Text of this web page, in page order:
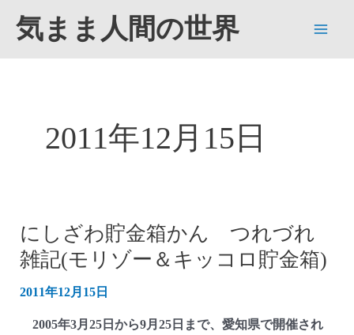
気まま人間の世界
2011年12月15日
にしざわ貯金箱かん つれづれ
雑記(モリゾー＆キッコロ貯金箱)
2011年12月15日
2005年3月25日から9月25日まで、愛知県で開催され